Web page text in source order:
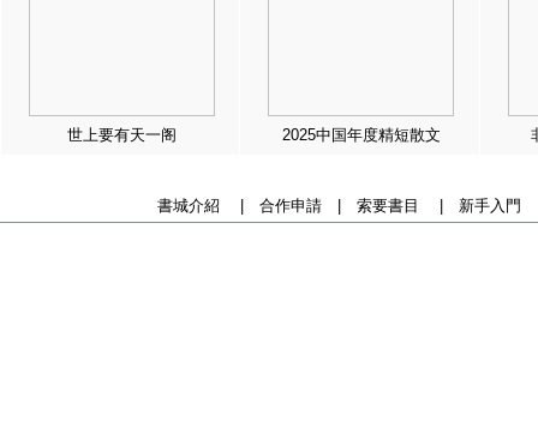
世上要有天一阁 2025中国年度精短散文
書城介紹 合作申請| 索要書目 新手入門